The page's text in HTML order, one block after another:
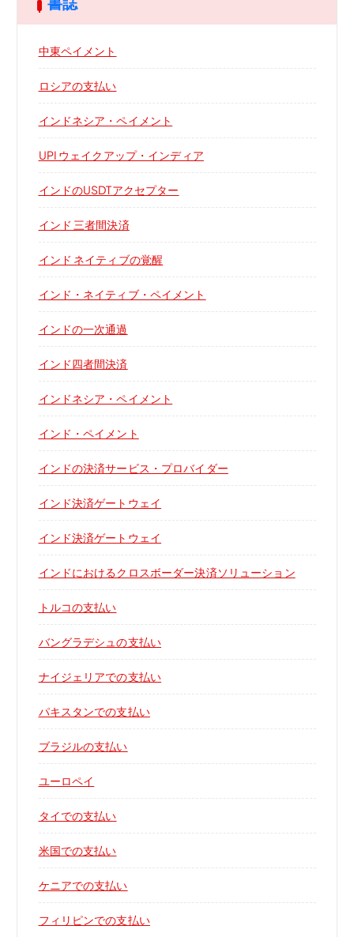
中東ペイメント
ロシアの支払い
インドネシア・ペイメント
UPI ウェイクアップ・インディア
インドのUSDTアクセプター
インド 三者間決済
インド ネイティブの覚醒
インド・ネイティブ・ペイメント
インドの一次通過
インド四者間決済
インドネシア・ペイメント
インド・ペイメント
インドの決済サービス・プロバイダー
インド決済ゲートウェイ
インド決済ゲートウェイ
インドにおけるクロスボーダー決済ソリューション
トルコの支払い
バングラデシュの支払い
ナイジェリアでの支払い
パキスタンでの支払い
ブラジルの支払い
ユーロペイ
タイでの支払い
米国での支払い
ケニアでの支払い
フィリピンでの支払い